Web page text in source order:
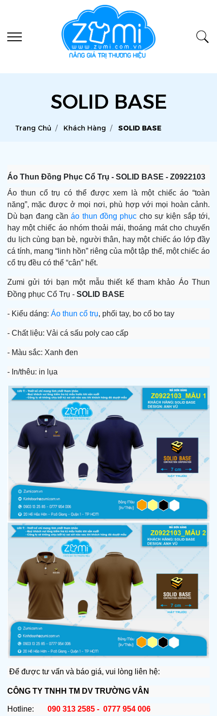
SOLID BASE
Trang Chủ Khách Hàng SOLID BASE
Áo Thun Đồng Phục Cổ Trụ - SOLID BASE - Z0922103
Áo thun cổ trụ có thể được xem là một chiếc áo “toàn
năng”, mặc được ở mọi nơi, phù hợp với mọi hoàn cảnh.
Dù bạn đang cầnáo thun đồng phục cho sự kiện sắp tới,
hay một chiếc áo nhóm thoải mái, thoáng mát cho chuyến
du lịch cùng bạn bè, người thân, hay một chiếc áo lớp đầy
cá tính, mang “linh hồn” riêng của một tập thể, một chiếc áo
cổ trụ đều có thể “cân” hết.
Zumi gửi tới bạn một mẫu thiết kế tham khảo Áo Thun
Đồng phục Cổ Trụ - SOLID BASE
- Kiểu dáng: Áo thun cổ trụ, phối tay, bo cổ bo tay
- Chất liệu: Vải cá sấu poly cao cấp
- Màu sắc: Xanh đen
- In/thêu: in lụa
Để được tư vấn và báo giá, vui lòng liên hệ:
CÔNG TY TNHH TM DV TRƯỜNG VÂN
Hotline: 090 313 2585 - 0777 954 006